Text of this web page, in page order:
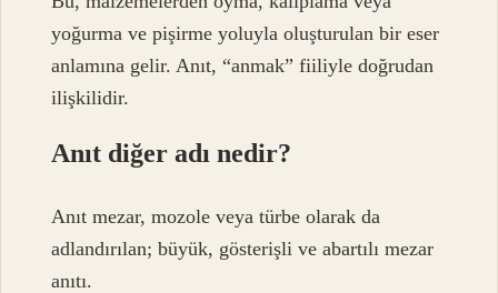
yoğurma ve pişirme yoluyla oluşturulan bir eser
anlamına gelir. Anıt, “anmak” fiiliyle doğrudan
ilişkilidir.
Anıt diğer adı nedir?
Anıt mezar, mozole veya türbe olarak da
adlandırılan; büyük, gösterişli ve abartılı mezar
anıtı.